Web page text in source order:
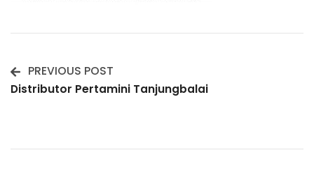
Post
PREVIOUS POST
Distributor Pertamini Tanjungbalai